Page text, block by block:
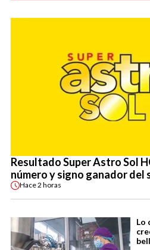
Resultado Super Astro Sol
número y signo ganador del
Hace2 horas
Lo